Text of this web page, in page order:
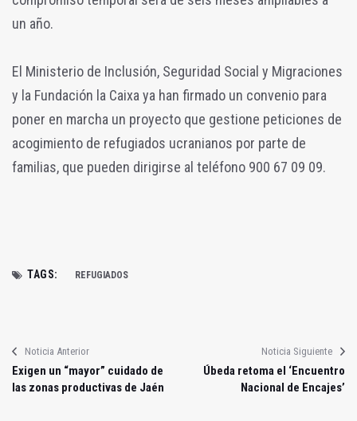
un año.
El Ministerio de Inclusión, Seguridad Social y Migraciones
y la Fundación la Caixa ya han firmado un convenio para
poner en marcha un proyecto que gestione peticiones de
acogimiento de refugiados ucranianos por parte de
familias, que pueden dirigirse al teléfono 900 67 09 09.
TAGS: REFUGIADOS
Noticia Anterior
Exigen un “mayor” cuidado de
las zonas productivas de Jaén
Noticia Siguiente
Úbeda retoma el ‘Encuentro
Nacional de Encajes’